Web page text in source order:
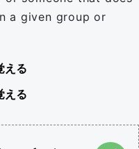
a given group or
える
える